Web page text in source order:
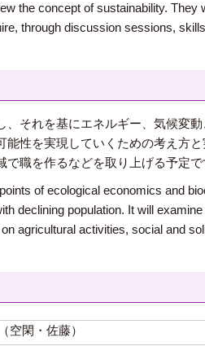
the concept of sustainability. They
through discussion sessions,
それを基にエネルギー、気候変
性を実現していくための考え方
職を作るなどを取り上げる予定で
of ecological economics and
declining population. It will
agricultural activities, social and
閑・佐藤）